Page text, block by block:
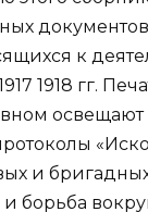
к
1918 гг.
и
борьба